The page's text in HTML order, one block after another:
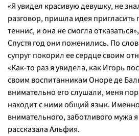
«Я увидел красивую девушку, не
разговор, пришла идея пригласить
теннис, и она не смогла
Спустя год они поженились. По
супруг покорил ее сердце своим
«Как-то раз я увидела, как Игорь
своим воспитанникам Оноре де
внимательно его слушали, меня
находит с ними общий язык. Именно
внимательного, заботливого мужа я
рассказала Альфия.